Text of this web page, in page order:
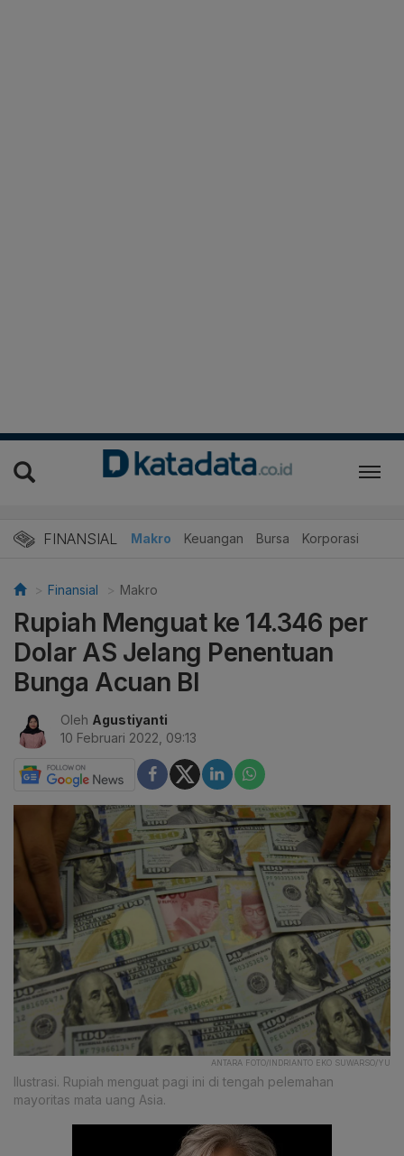
FINANSIAL Makro Keuangan Bursa Korporasi
Finansial Makro
Rupiah Menguat ke 14.346 per
Dolar AS Jelang Penentuan
Bunga Acuan BI
Oleh Agustiyanti
10 Februari 2022, 09:13
ANTARA FOTO/INDRIANTO EKO SUWARSO/YU
Ilustrasi. Rupiah menguat pagi ini di tengah pelemahan
mayoritas mata uang Asia.